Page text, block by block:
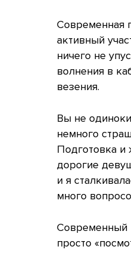
Современная
активный
ничего не
волнения в
везения.
Вы не
немного
Подготовка и
дорогие
и я
много
Современный
просто